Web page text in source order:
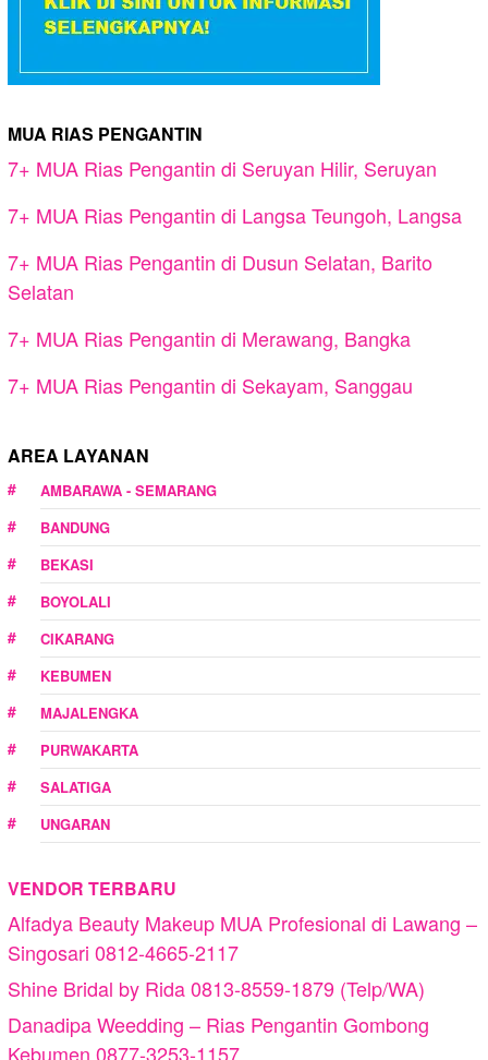
MUA RIAS PENGANTIN
7+ MUA Rias Pengantin di Seruyan Hilir, Seruyan
7+ MUA Rias Pengantin di Langsa Teungoh, Langsa
7+ MUA Rias Pengantin di Dusun Selatan, Barito
Selatan
7+ MUA Rias Pengantin di Merawang, Bangka
7+ MUA Rias Pengantin di Sekayam, Sanggau
AREA LAYANAN
AMBARAWA - SEMARANG
BANDUNG
BEKASI
BOYOLALI
CIKARANG
KEBUMEN
MAJALENGKA
PURWAKARTA
SALATIGA
UNGARAN
VENDOR TERBARU
Alfadya Beauty Makeup MUA Profesional di Lawang –
Singosari 0812-4665-2117
Shine Bridal by Rida 0813-8559-1879 (Telp/WA)
Danadipa Weedding – Rias Pengantin Gombong
Kebumen 0877-3253-1157